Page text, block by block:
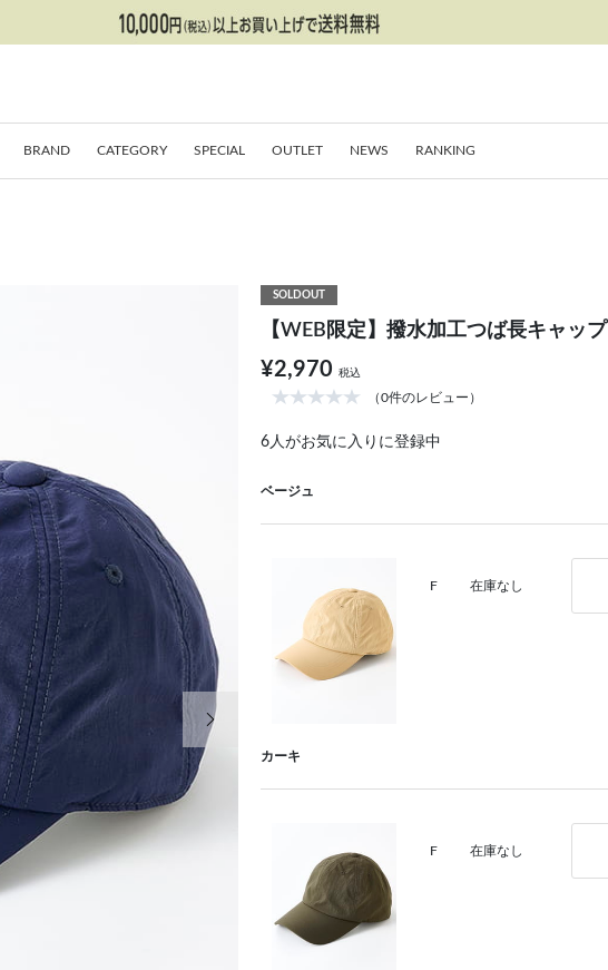
BRAND CATEGORY SPECIAL OUTLET NEWS RANKING
SOLDOUT
【WEB限定】撥水加工つば長キャップ
¥2,970 税込
（0件のレビュー）
6人がお気に入りに登録中
ベージュ
F 在庫なし
カーキ
F 在庫なし